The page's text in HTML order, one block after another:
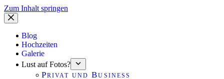
Zum Inhalt springen
Blog
Hochzeiten
Galerie
Lust auf Fotos?
Privat und Business